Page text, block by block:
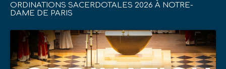
ORDINATIONS SACERDOTALES 2026 À NOTRE-
DAME DE PARIS